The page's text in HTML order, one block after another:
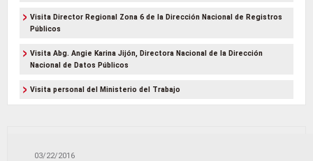
Visita Director Regional Zona 6 de la Dirección Nacional de Registros
Públicos
Visita Abg. Angie Karina Jijón, Directora Nacional de la Dirección
Nacional de Datos Públicos
Visita personal del Ministerio del Trabajo
03/22/2016